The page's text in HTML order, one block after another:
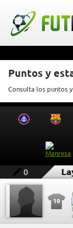
Puntos y
Consulta los puntos
0
10